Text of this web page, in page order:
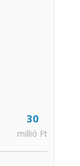
30
millió Ft